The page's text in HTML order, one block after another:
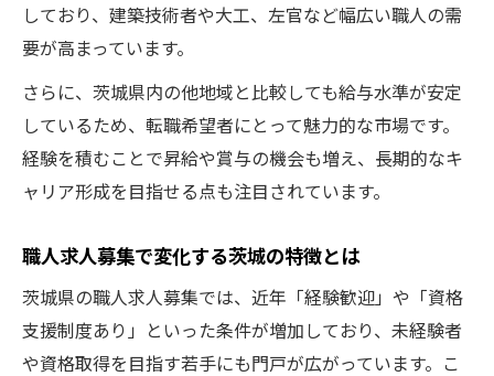
転職成功のカギとなる条件の見極め方
茨城職人求人募集で重視すべき条件とは
転職成功に必要な職人求人募集の見極め
職人転職でチェックしたい茨城の条件
茨城求人募集で職人が注目するポイント
職人求人募集で理想転職を叶える条件選び
未経験歓迎の求人情報を探すコツ
茨城職人求人募集で未経験歓迎を探す方法
未経験から始める職人求人募集の選び方
茨城で未経験求人募集に応募するポイント
しており、建築技術者や大工、左官など幅広い職人の需
要が高まっています。
さらに、茨城県内の他地域と比較しても給与水準が安定
しているため、転職希望者にとって魅力的な市場です。
経験を積むことで昇給や賞与の機会も増え、長期的なキ
ャリア形成を目指せる点も注目されています。
職人求人募集で変化する茨城の特徴とは
茨城県の職人求人募集では、近年「経験歓迎」や「資格
支援制度あり」といった条件が増加しており、未経験者
や資格取得を目指す若手にも門戸が広がっています。こ